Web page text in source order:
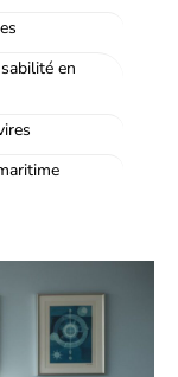
en